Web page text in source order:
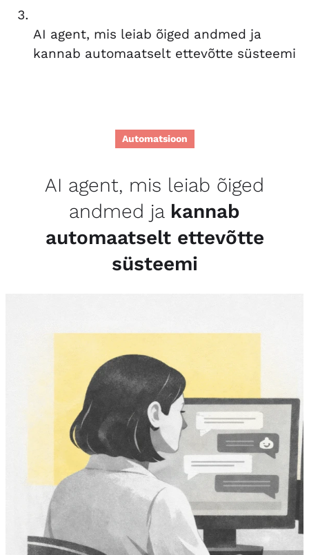
AI agent, mis leiab õiged andmed ja
kannab automaatselt ettevõtte süsteemi
Automatsioon
AI agent, mis leiab õiged
andmed ja kannab
automaatselt ettevõtte
süsteemi